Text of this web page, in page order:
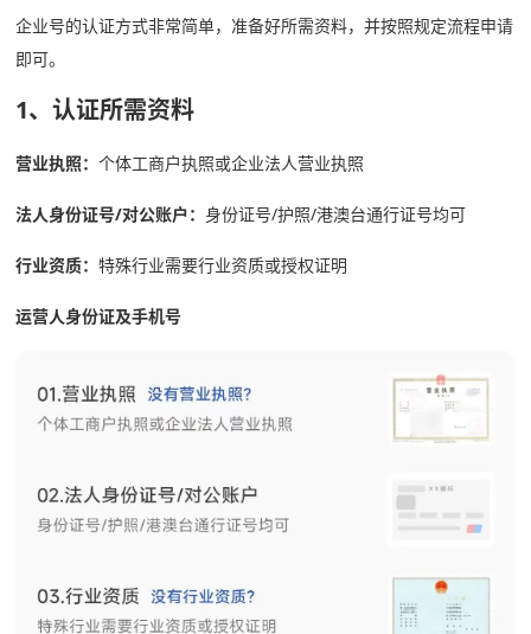
企业号的认证方式非常简单，准备好所需资料，并按照规定流程申请
即可。
1、认证所需资料
营业执照：个体工商户执照或企业法人营业执照
法人身份证号/对公账户： 身份证号/护照/港澳台通行证号均可
行业资质：特殊行业需要行业资质或授权证明
运营人身份证及手机号